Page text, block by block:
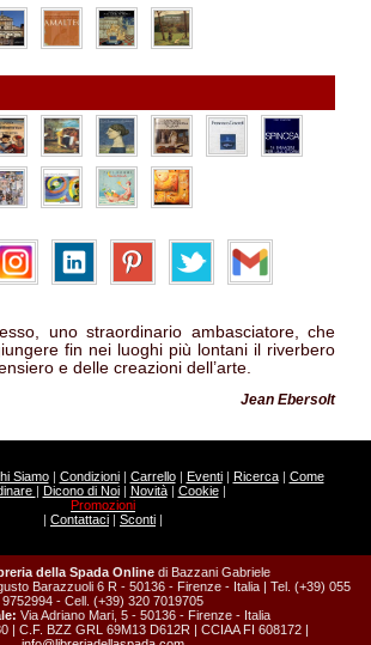
uno straordinario ambasciatore, che
fin nei luoghi più lontani il riverbero
e delle creazioni dell’arte.
Jean Ebersolt
Siamo| Condizioni| Carrello| Eventi| Ricerca| Come
| Dicono di Noi| Novità| Cookie|
Promozioni
| Contattaci | Sconti |
della Spada Online di Bazzani Gabriele
Barazzuoli 6 R - 50136 - Firenze - Italia | Tel. (+39) 055
9752994 - Cell. (+39) 320 7019705
Via Adriano Mari, 5 - 50136 - Firenze - Italia
| C.F. BZZ GRL 69M13 D612R | CCIAA FI 608172 |